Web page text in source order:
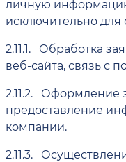
личную
исключительно
2.11.1.
Обработка
веб-сайта, связь с
2.11.2.
Оформление
предоставление
компании.
2.11.3.